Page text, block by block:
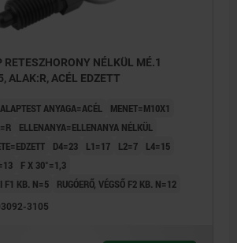
RETESZHORONY NÉLKÜL MÉ.1
ALAK:R, ACÉL EDZETT
ALAPTEST ANYAGA=ACÉL
MENET=M10X1
ELLENANYA=ELLENANYA NÉLKÜL
D4=23 L1=17 L2=7
L4=15
F X 30°=1,3
F1 KB. N=5
RUGÓERŐ, VÉGSŐ F2 KB. N=12
3105